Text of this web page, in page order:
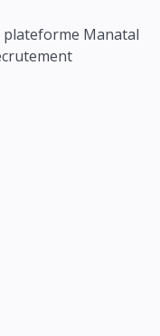
plateforme Manatal